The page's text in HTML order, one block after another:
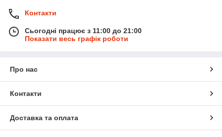
Контакти
Сьогодні працює з 11:00 до 21:00
Показати весь графік роботи
Про нас
Контакти
Доставка та оплата